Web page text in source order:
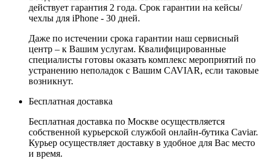
действует гарантия 2 года. Срок гарантии на кейсы/
чехлы для iPhone - 30 дней.
Даже по истечении срока гарантии наш сервисный
центр – к Вашим услугам. Квалифицированные
специалисты готовы оказать комплекс мероприятий по
устранению неполадок с Вашим CAVIAR, если таковые
возникнут.
Бесплатная доставка
Бесплатная доставка по Москве осуществляется
собственной курьерской службой онлайн-бутика Caviar.
Курьер осуществляет доставку в удобное для Вас место
и время.